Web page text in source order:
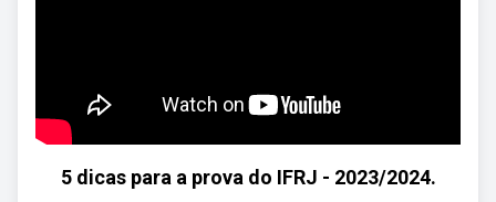
5 dicas para a prova do IFRJ - 2023/2024.